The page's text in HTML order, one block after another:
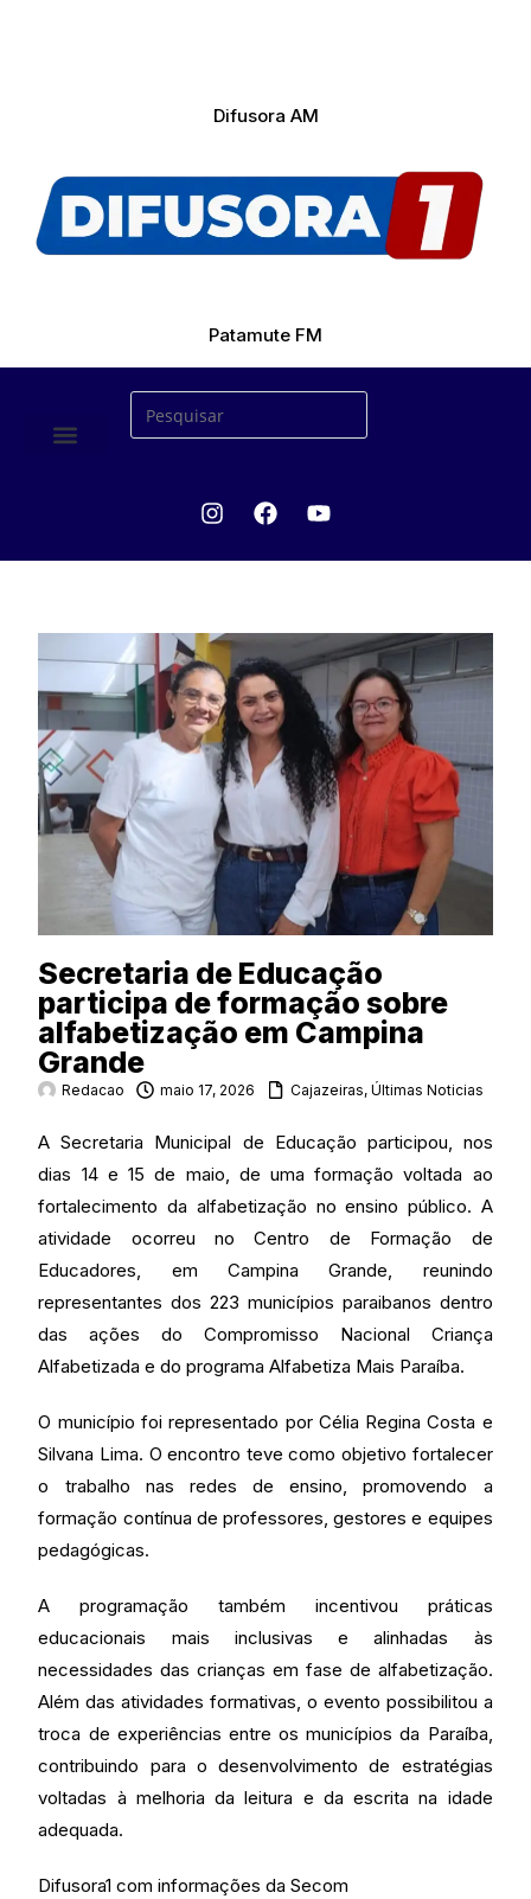
Difusora AM
Patamute FM
Secretaria de Educação
participa de formação sobre
alfabetização em Campina
Grande
Redacao maio 17, 2026 Cajazeiras,Últimas Noticias
A Secretaria Municipal de Educação participou, nos
dias 14 e 15 de maio, de uma formação voltada ao
fortalecimento da alfabetização no ensino público. A
atividade ocorreu no Centro de Formação de
Educadores, em Campina Grande, reunindo
representantes dos 223 municípios paraibanos dentro
das ações do Compromisso Nacional Criança
Alfabetizada e do programa Alfabetiza Mais Paraíba.
O município foi representado por Célia Regina Costa e
Silvana Lima. O encontro teve como objetivo fortalecer
o trabalho nas redes de ensino, promovendo a
formação contínua de professores, gestores e equipes
pedagógicas.
A programação também incentivou práticas
educacionais mais inclusivas e alinhadas às
necessidades das crianças em fase de alfabetização.
Além das atividades formativas, o evento possibilitou a
troca de experiências entre os municípios da Paraíba,
contribuindo para o desenvolvimento de estratégias
voltadas à melhoria da leitura e da escrita na idade
adequada.
Difusora1 com informações da Secom